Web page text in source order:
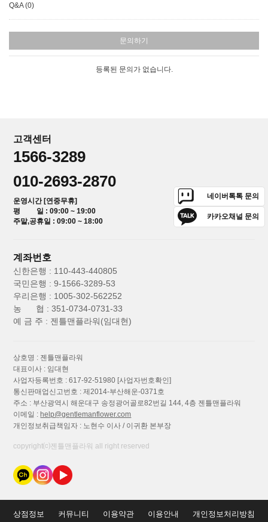
Q&A (0)
문의하기
등록된 문의가 없습니다.
고객센터
1566-3289
010-2693-2870
운영시간 [연중무휴]
평 일 : 09:00 ~ 19:00
주말,공휴일 : 09:00 ~ 18:00
네이버톡톡 문의
카카오채널 문의
계좌번호
신한은행 : 110-443-440805
국민은행 : 9-1566-3289-53
우리은행 : 1005-302-562252
농 협 : 351-0734-0731-33
예 금 주 : 젠틀맨플라워(임대현)
상호명 : 젠틀맨플라워
대표이사 : 임대현
사업자등록번호 : 617-92-51980 [사업자번호확인]
통신판매업신고번호 : 제2014-부산해운-0371호
주소 : 부산광역시 해운대구 송정광어골로82번길 144, 4층 젠틀맨플라워
이메일 :help@gentlemanflower.com
개인정보취급책임자 : 노현수 이사 / 이귀환 본부장
copyright⒞젠틀맨플라워 all right reserved
상점정보 커뮤니티 이용약관 이용안내 개인정보처리방침